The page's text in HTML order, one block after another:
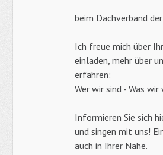
beim Dachverband
Ich freue mich über
einladen, mehr über
erfahren:
Wer wir sind - Was
Informieren Sie sich
und singen mit uns!
auch in Ihrer Nähe.